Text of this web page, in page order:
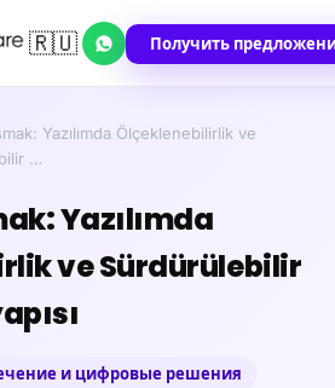
🇷🇺 Получить
Yazılımda Ölçeklenebilirlik ve
…
Yazılımda
ve Sürdürülebilir
и цифровые решения